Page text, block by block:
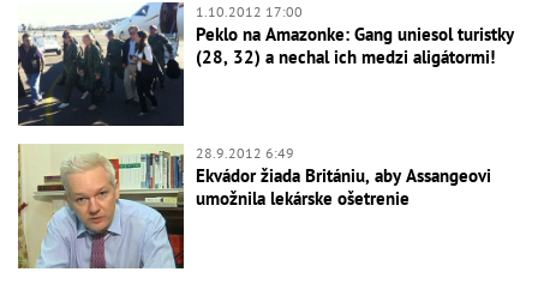
1.10.2012 17:00
Peklo na Amazonke: Gang uniesol turistky
(28, 32) a nechal ich medzi aligátormi!
28.9.2012 6:49
Ekvádor žiada Britániu, aby Assangeovi
umožnila lekárske ošetrenie